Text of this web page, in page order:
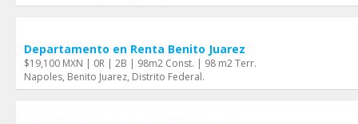
Departamento en Renta Benito Juarez
$19,100 MXN | 0R | 2B | 98m2 Const. | 98 m2 Terr.
Napoles, Benito Juarez, Distrito Federal.